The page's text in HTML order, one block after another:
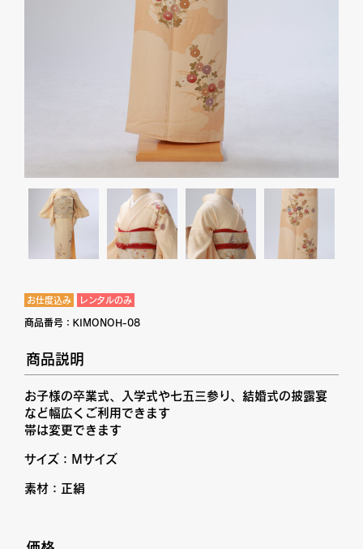
お仕度込み レンタルのみ
商品番号： KIMONOH-08
商品説明
お子様の卒業式、入学式や七五三参り、結婚式の披露宴
など幅広くご利用できます
帯は変更できます
サイズ：Mサイズ
素材：正絹